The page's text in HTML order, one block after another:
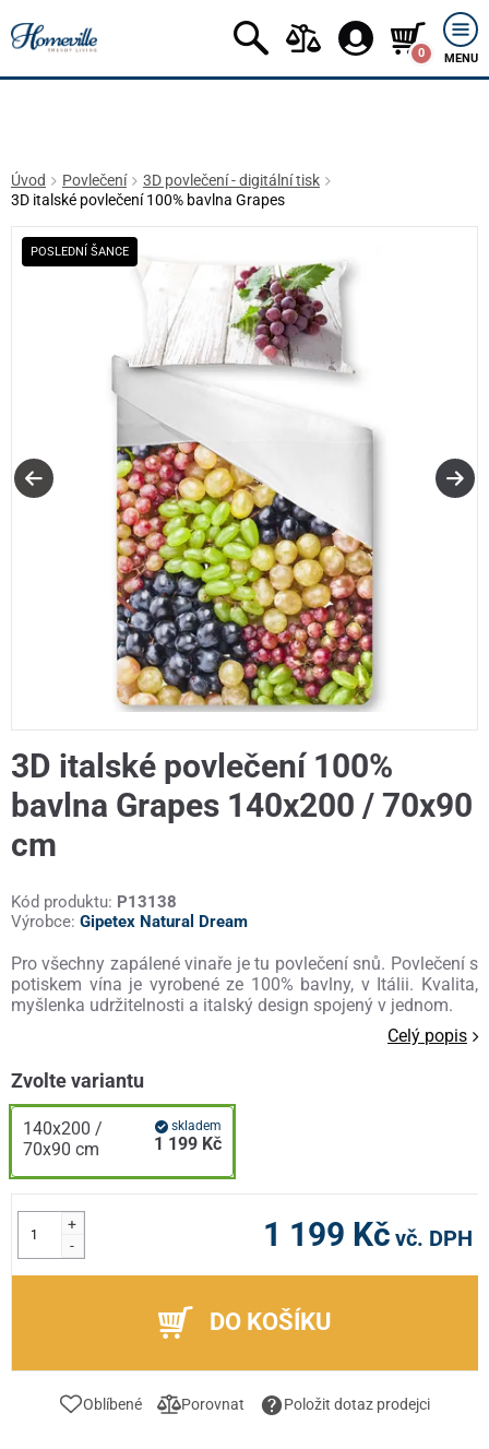
0 MENU
Úvod Povlečení
3D povlečení - digitální tisk
3D italské povlečení 100% bavlna Grapes
POSLEDNÍ ŠANCE
3D italské povlečení 100%
bavlna Grapes 140x200 / 70x90
cm
Kód produktu: P13138
Výrobce: Gipetex Natural Dream
Pro všechny zapálené vinaře je tu povlečení snů. Povlečení s
potiskem vína je vyrobené ze 100% bavlny, v Itálii. Kvalita,
myšlenka udržitelnosti a italský design spojený v jednom.
Celý popis
Zvolte variantu
140x200 /
70x90 cm
skladem
1 199 Kč
+
-
1 199 Kč vč. DPH
DO KOŠÍKU
Oblíbené Porovnat Položit dotaz prodejci